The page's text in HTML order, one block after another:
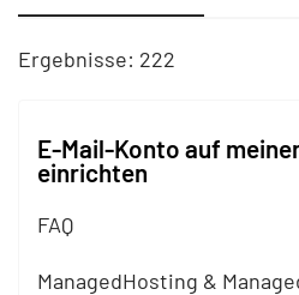
Ergebnisse: 222
E-Mail-Konto auf
einrichten
FAQ
ManagedHosting &